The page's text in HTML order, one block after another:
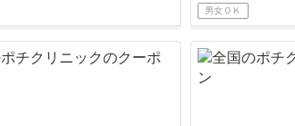
男女ＯＫ